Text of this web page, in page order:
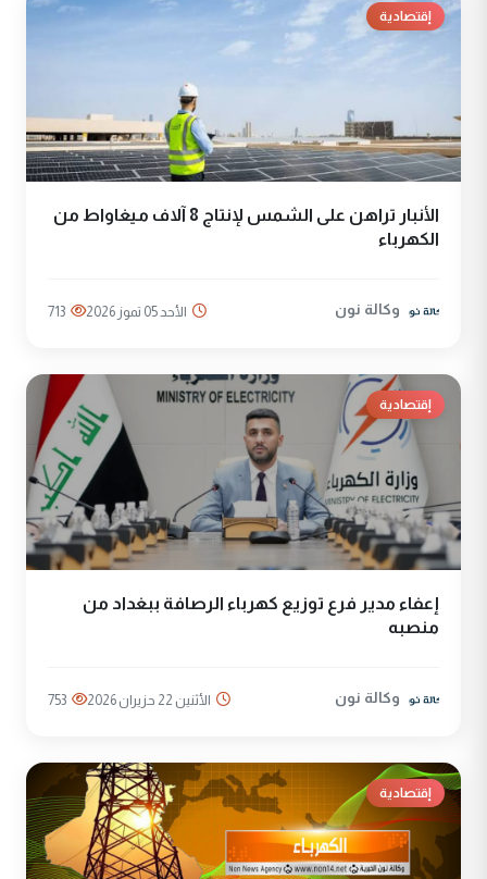
إقتصادية
الأنبار تراهن على الشمس لإنتاج 8 آلاف ميغاواط من
الكهرباء
وكالة نون الأحد 05 تموز 2026 713
إقتصادية
إعفاء مدير فرع توزيع كهرباء الرصافة ببغداد من
منصبه
وكالة نون الأثنين 22 حزيران 2026 753
إقتصادية